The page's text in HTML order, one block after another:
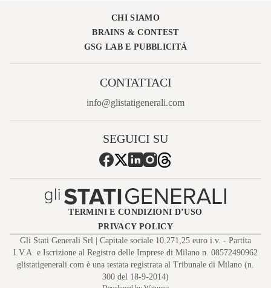
CHI SIAMO
BRAINS & CONTEST
GSG LAB E PUBBLICITÀ
CONTATTACI
info@glistatigenerali.com
SEGUICI SU
TERMINI E CONDIZIONI D’USO
PRIVACY POLICY
Gli Stati Generali Srl | Capitale sociale 10.271,25 euro i.v. - Partita
I.V.A. e Iscrizione al Registro delle Imprese di Milano n. 08572490962
glistatigenerali.com è una testata registrata al Tribunale di Milano (n.
300 del 18-9-2014)